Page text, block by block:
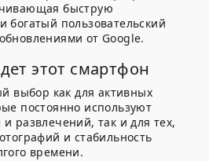
быструю
богатый пользовательский
от Google.
этот смартфон
выбор как для активных
постоянно используют
развлечений, так и для тех,
и стабильность
времени.